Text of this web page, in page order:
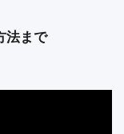
法まで